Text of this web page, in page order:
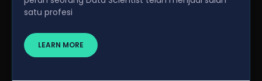
satu profesi
LEARN MORE